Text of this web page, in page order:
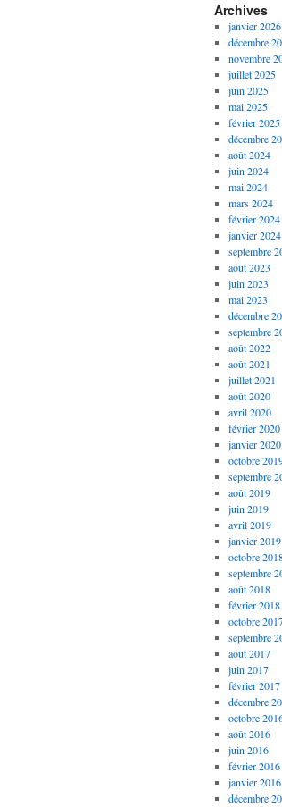
Archives
janvier 2026
décembre
novembre
juillet 2025
juin 2025
mai 2025
février 2025
décembre
août 2024
juin 2024
mai 2024
mars 2024
février 2024
janvier 2024
septembre
août 2023
juin 2023
mai 2023
décembre
septembre
août 2022
août 2021
juillet 2021
août 2020
avril 2020
février 2020
janvier 2020
octobre
septembre
août 2019
juin 2019
avril 2019
janvier 2019
octobre
septembre
août 2018
février 2018
octobre
septembre
août 2017
juin 2017
février 2017
décembre
octobre
août 2016
juin 2016
février 2016
janvier 2016
décembre